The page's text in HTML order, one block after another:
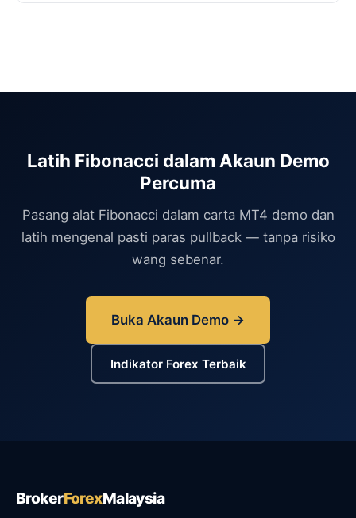
Latih Fibonacci dalam Akaun Demo
Percuma
Pasang alat Fibonacci dalam carta MT4 demo dan
latih mengenal pasti paras pullback — tanpa risiko
wang sebenar.
Buka Akaun Demo →
Indikator Forex Terbaik
BrokerForexMalaysia